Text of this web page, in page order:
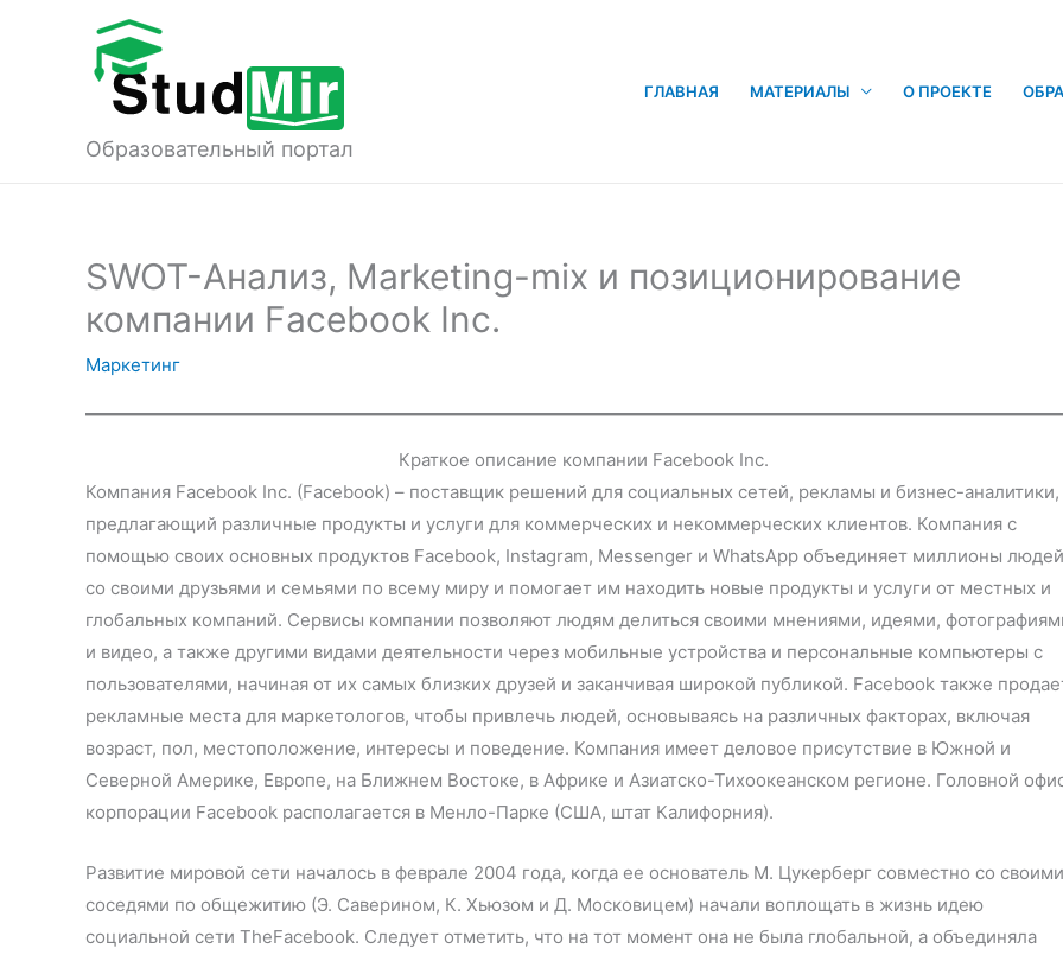
содержимому
Образовательный портал
ГЛАВНАЯ МАТЕРИАЛЫ О ПРОЕКТЕ
SWOT-Анализ, Marketing-mix и позиционирование
компании Facebook Inc.
Маркетинг
Краткое описание компании Facebook Inc.
Компания Facebook Inc. (Facebook) – поставщик решений для социальных сетей, рекламы и бизнес-аналитики,
предлагающий различные продукты и услуги для коммерческих и некоммерческих клиентов. Компания с
помощью своих основных продуктов Facebook, Instagram, Messenger и WhatsApp объединяет миллионы людей
со своими друзьями и семьями по всему миру и помогает им находить новые продукты и услуги от местных и
глобальных компаний. Сервисы компании позволяют людям делиться своими мнениями, идеями,
и видео, а также другими видами деятельности через мобильные устройства и персональные компьютеры с
пользователями, начиная от их самых близких друзей и заканчивая широкой публикой. Facebook также
рекламные места для маркетологов, чтобы привлечь людей, основываясь на различных факторах, включая
возраст, пол, местоположение, интересы и поведение. Компания имеет деловое присутствие в Южной и
Северной Америке, Европе, на Ближнем Востоке, в Африке и Азиатско-Тихоокеанском регионе. Головной
корпорации Facebook располагается в Менло-Парке (США, штат Калифорния).
Развитие мировой сети началось в феврале 2004 года, когда ее основатель М. Цукерберг совместно со своими
соседями по общежитию (Э. Саверином, К. Хьюзом и Д. Московицем) начали воплощать в жизнь идею
социальной сети TheFacebook. Следует отметить, что на тот момент она не была глобальной, а объединяла